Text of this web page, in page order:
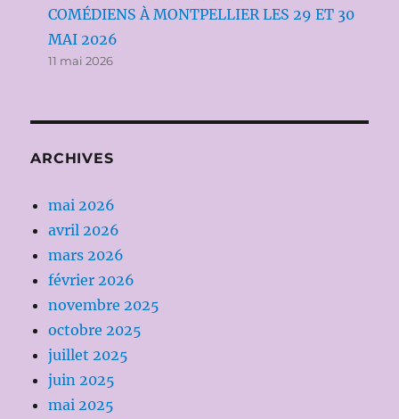
COMÉDIENS À MONTPELLIER LES 29 ET 30
MAI 2026
11 mai 2026
ARCHIVES
mai 2026
avril 2026
mars 2026
février 2026
novembre 2025
octobre 2025
juillet 2025
juin 2025
mai 2025